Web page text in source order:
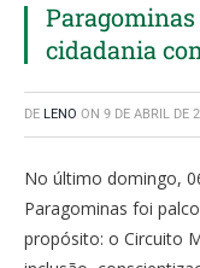
cidadania
DE LENO ON 9 DE ABRIL DE
No último domingo,
Paragominas foi
propósito: o Circuito